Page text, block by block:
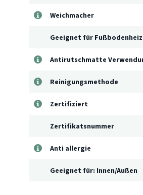
Weichmacher
Geeignet für
Antirutschmatte
Reinigungsmethode
Zertifiziert
Zertifikatsnummer
Anti allergie
Geeignet für: Innen/Außen